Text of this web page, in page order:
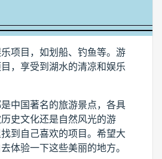
项目，如划船、钓鱼等。游
，享受到湖水的清凉和娱乐
中国著名的旅游景点，各具
史文化还是自然风光的游
到自己喜欢的项目。希望大
体验一下这些美丽的地方。